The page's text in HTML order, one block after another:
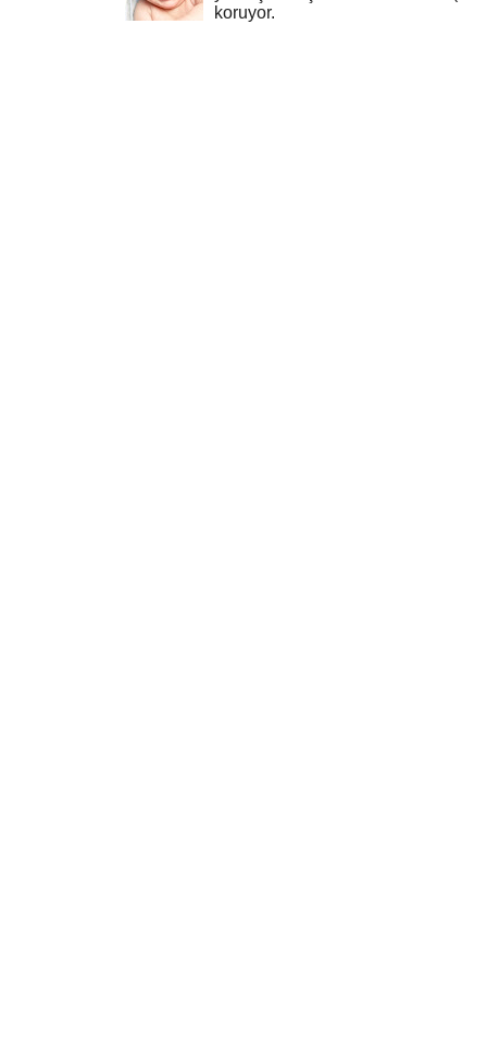
koruyor.